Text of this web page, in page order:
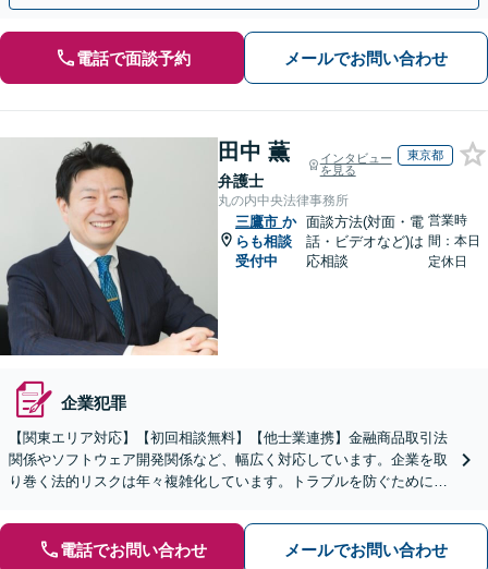
電話で面談予約 メールでお問い合わせ
田中 薫
弁護士
インタビュー
を見る
東京都
丸の内中央法律事務所
三鷹市 か
らも相談
受付中
面談方法(対面・電
話・ビデオなど)は
応相談
営業時
間：本日
定休日
企業犯罪
【関東エリア対応】【初回相談無料】【他士業連携】金融商品取引法
関係やソフトウェア開発関係など、幅広く対応しています。企業を取
り巻く法的リスクは年々複雑化しています。トラブルを防ぐために
電話でお問い合わせ メールでお問い合わせ